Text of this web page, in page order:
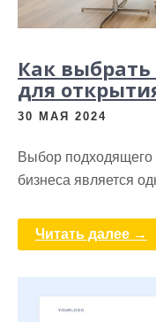
Как
для
30 МАЯ 2024
Выбор подходящего
бизнеса является
Читать далее →